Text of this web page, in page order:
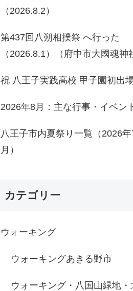
（2026.8.2）
第437回八朔相撲祭 へ行った
（2026.8.1）（府中市大國魂神
祝 八王子実践高校 甲子園初出
2026年8月：主な行事・イベン
八王子市内夏祭り一覧（2026
月）
カテゴリー
ウォーキング
ウォーキングあきる野市
ウォーキング・八国山緑地・